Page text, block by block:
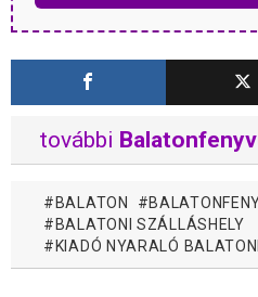
további
BALATON
BALATONI SZÁLLÁSHELY
KIADÓ NYARALÓ